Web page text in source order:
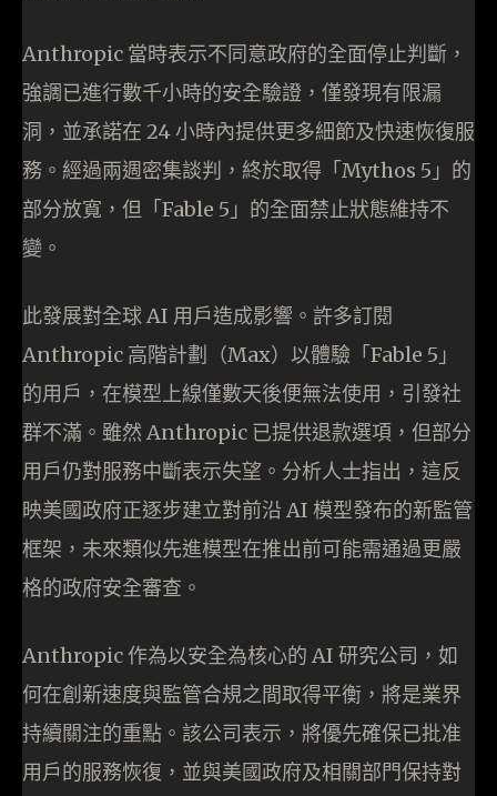
Anthropic 當時表示不同意政府的全面停止判斷，
強調已進行數千小時的安全驗證，僅發現有限漏
洞，並承諾在 24 小時內提供更多細節及快速恢復服
務。經過兩週密集談判，終於取得「Mythos 5」的
部分放寬，但「Fable 5」的全面禁止狀態維持不
變。
此發展對全球 AI 用戶造成影響。許多訂閱
Anthropic 高階計劃（Max）以體驗「Fable 5」
的用戶，在模型上線僅數天後便無法使用，引發社
群不滿。雖然 Anthropic 已提供退款選項，但部分
用戶仍對服務中斷表示失望。分析人士指出，這反
映美國政府正逐步建立對前沿 AI 模型發布的新監管
框架，未來類似先進模型在推出前可能需通過更嚴
格的政府安全審查。
Anthropic 作為以安全為核心的 AI 研究公司，如
何在創新速度與監管合規之間取得平衡，將是業界
持續關注的重點。該公司表示，將優先確保已批准
用戶的服務恢復，並與美國政府及相關部門保持對